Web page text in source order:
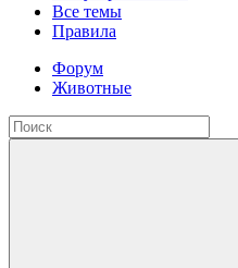
Все темы
Правила
Форум
Животные